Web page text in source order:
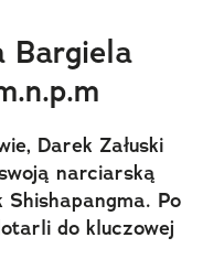
Bargiela
Darek Załuski
narciarską
Po
do kluczowej